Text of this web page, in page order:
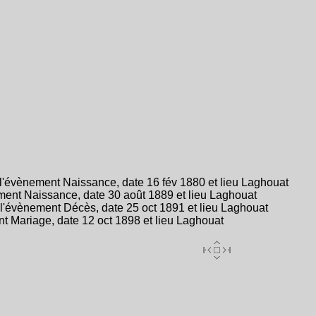
Naissance, date 16 fév 1880 et lieu Laghouat
Naissance, date 30 août 1889 et lieu Laghouat
Décès, date 25 oct 1891 et lieu Laghouat
Mariage, date 12 oct 1898 et lieu Laghouat